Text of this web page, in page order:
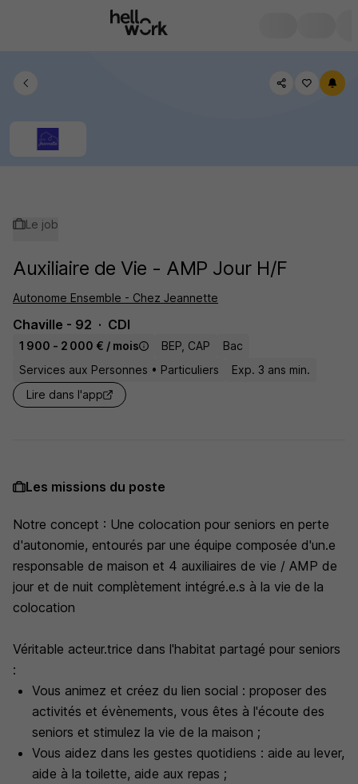
Le job
Auxiliaire de Vie - AMP Jour H/F
Autonome Ensemble - Chez Jeannette
Chaville - 92 CDI
1 900 - 2 000 € / mois BEP, CAP
Bac
Services aux Personnes • Particuliers
Exp. 3 ans min.
Lire dans l'app
Les missions du poste
Notre concept : Une colocation pour seniors en perte
d'autonomie, entourés par une équipe composée d'un.e
responsable de maison et 4 auxiliaires de vie / AMP de
jour et de nuit complètement intégré.e.s à la vie de la
colocation
Véritable acteur.trice dans l'habitat partagé pour seniors
:
Vous animez et créez du lien social : proposer des
activités et évènements, vous êtes à l'écoute des
seniors et stimulez la vie de la maison ;
Vous aidez dans les gestes quotidiens : aide au lever,
aide à la toilette, aide aux repas ;